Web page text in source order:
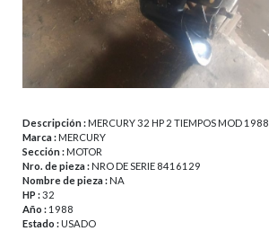
Descripción :MERCURY 32 HP 2 TIEMPOS MOD 1988
Marca :MERCURY
Sección :MOTOR
Nro. de pieza :NRO DE SERIE 8416129
Nombre de pieza :NA
HP :32
Año : 1988
Estado :USADO